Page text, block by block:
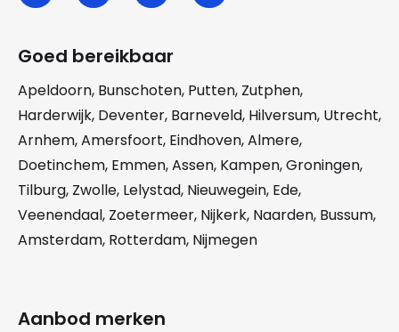
Goed bereikbaar
Apeldoorn, Bunschoten, Putten, Zutphen,
Harderwijk, Deventer, Barneveld, Hilversum, Utrecht,
Arnhem,Amersfoort, Eindhoven,Almere,
Doetinchem, Emmen,Assen, Kampen,Groningen,
Tilburg, Zwolle, Lelystad, Nieuwegein, Ede,
Veenendaal, Zoetermeer, Nijkerk, Naarden, Bussum,
Amsterdam, Rotterdam, Nijmegen
Aanbod merken